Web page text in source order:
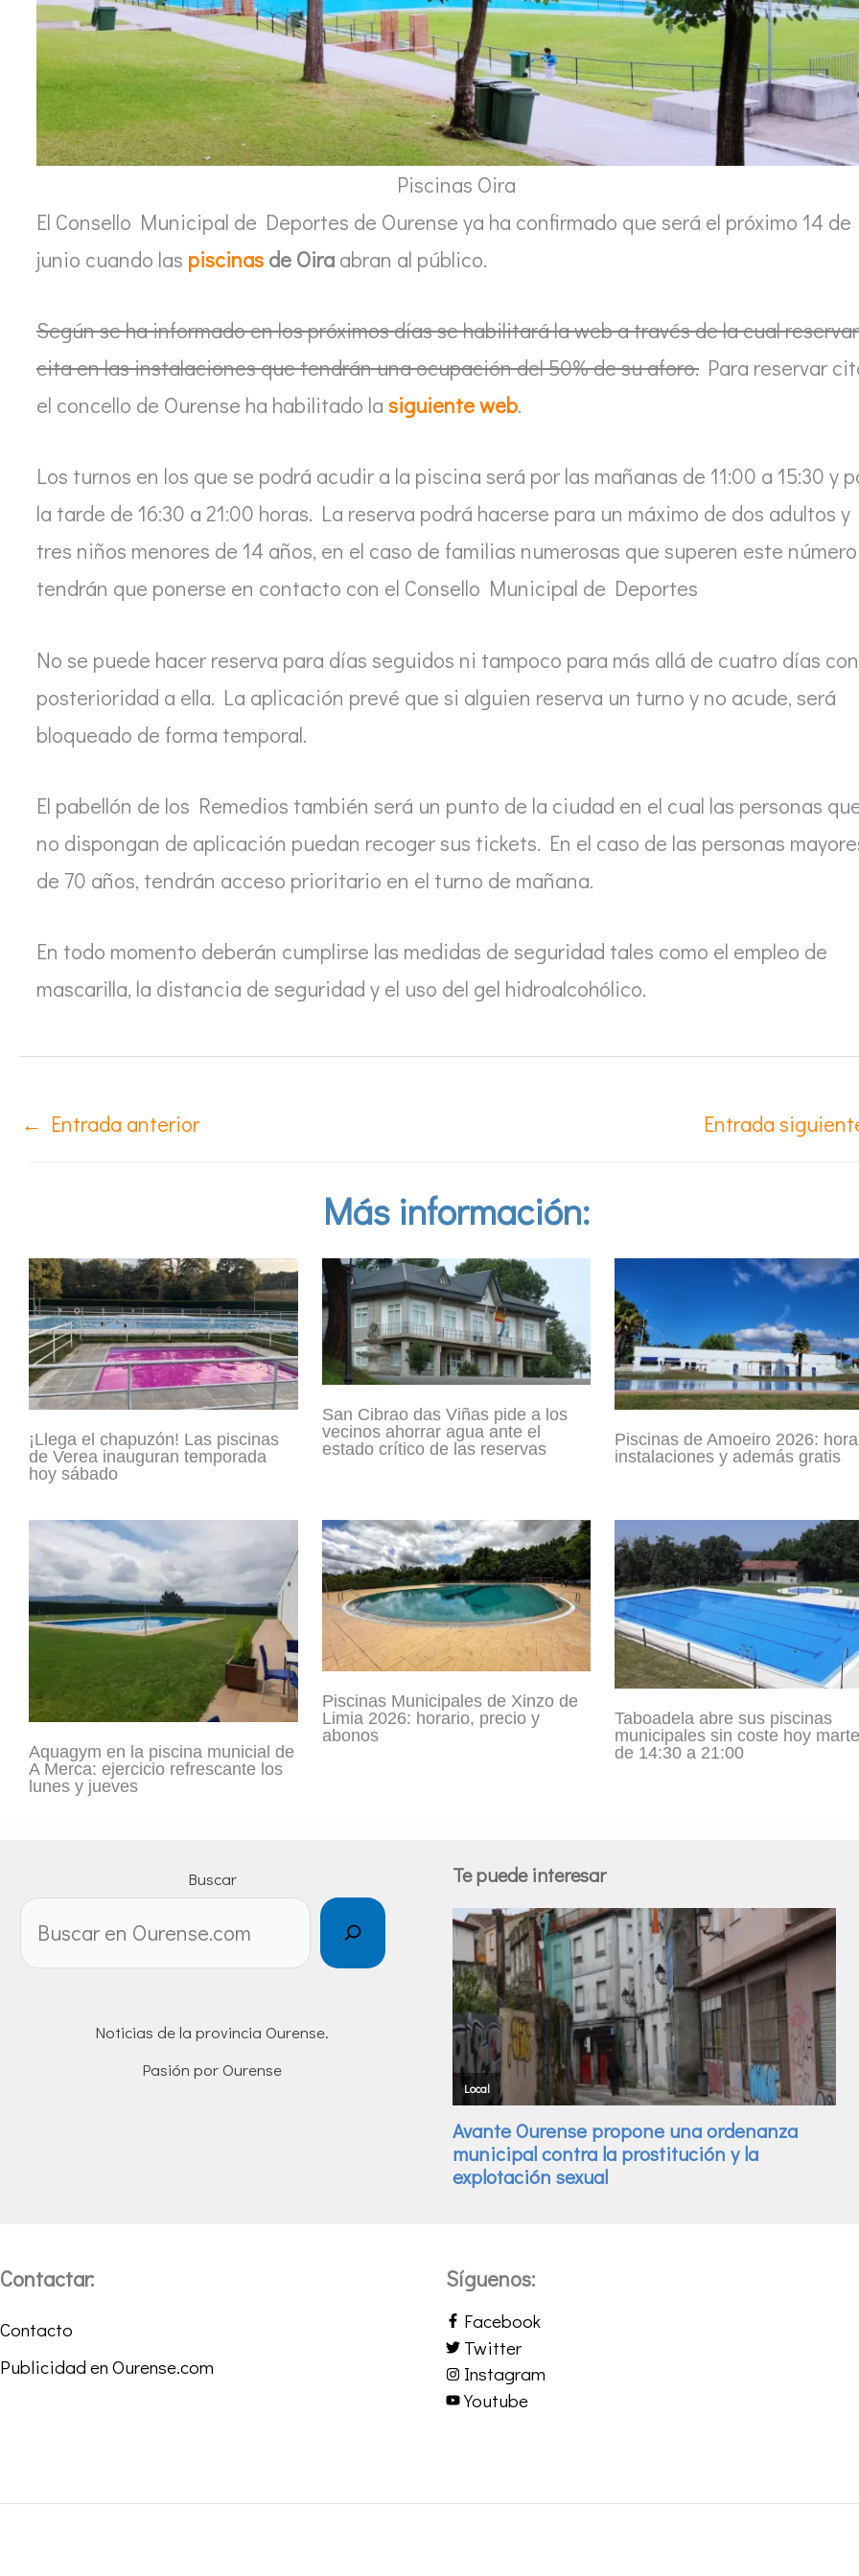
Piscinas Oira
El Consello Municipal de Deportes de Ourense ya ha confirmado que será el próximo 14 de
junio cuando las piscinas de Oira abran al público.
Según se ha informado en los próximos días se habilitará la web a través de la cual reservar
cita en las instalaciones que tendrán una ocupación del 50% de su aforo. Para reservar
el concello de Ourense ha habilitado la siguiente web.
Los turnos en los que se podrá acudir a la piscina será por las mañanas de 11:00 a 15:30 y
la tarde de 16:30 a 21:00 horas. La reserva podrá hacerse para un máximo de dos adultos y
tres niños menores de 14 años, en el caso de familias numerosas que superen este número
tendrán que ponerse en contacto con el Consello Municipal de Deportes
No se puede hacer reserva para días seguidos ni tampoco para más allá de cuatro días con
posterioridad a ella. La aplicación prevé que si alguien reserva un turno y no acude, será
bloqueado de forma temporal.
El pabellón de los Remedios también será un punto de la ciudad en el cual las personas
no dispongan de aplicación puedan recoger sus tickets. En el caso de las personas
de 70 años, tendrán acceso prioritario en el turno de mañana.
En todo momento deberán cumplirse las medidas de seguridad tales como el empleo de
mascarilla, la distancia de seguridad y el uso del gel hidroalcohólico.
← Entrada anterior Entrada
Más información:
¡Llega el chapuzón! Las piscinas
de Verea inauguran temporada
hoy sábado
San Cibrao das Viñas pide a los
vecinos ahorrar agua ante el
estado crítico de las reservas
Piscinas de Amoeiro 2026:
instalaciones y además gratis
Aquagym en la piscina municial de
A Merca: ejercicio refrescante los
lunes y jueves
Piscinas Municipales de Xinzo de
Limia 2026: horario, precio y
abonos
Taboadela abre sus piscinas
municipales sin coste hoy
de 14:30 a 21:00
Buscar
Noticias de la provincia Ourense.
Pasión por Ourense
Te puede interesar
Contactar:
Contacto
Publicidad en Ourense.com
Síguenos:
Facebook
Twitter
Instagram
Youtube